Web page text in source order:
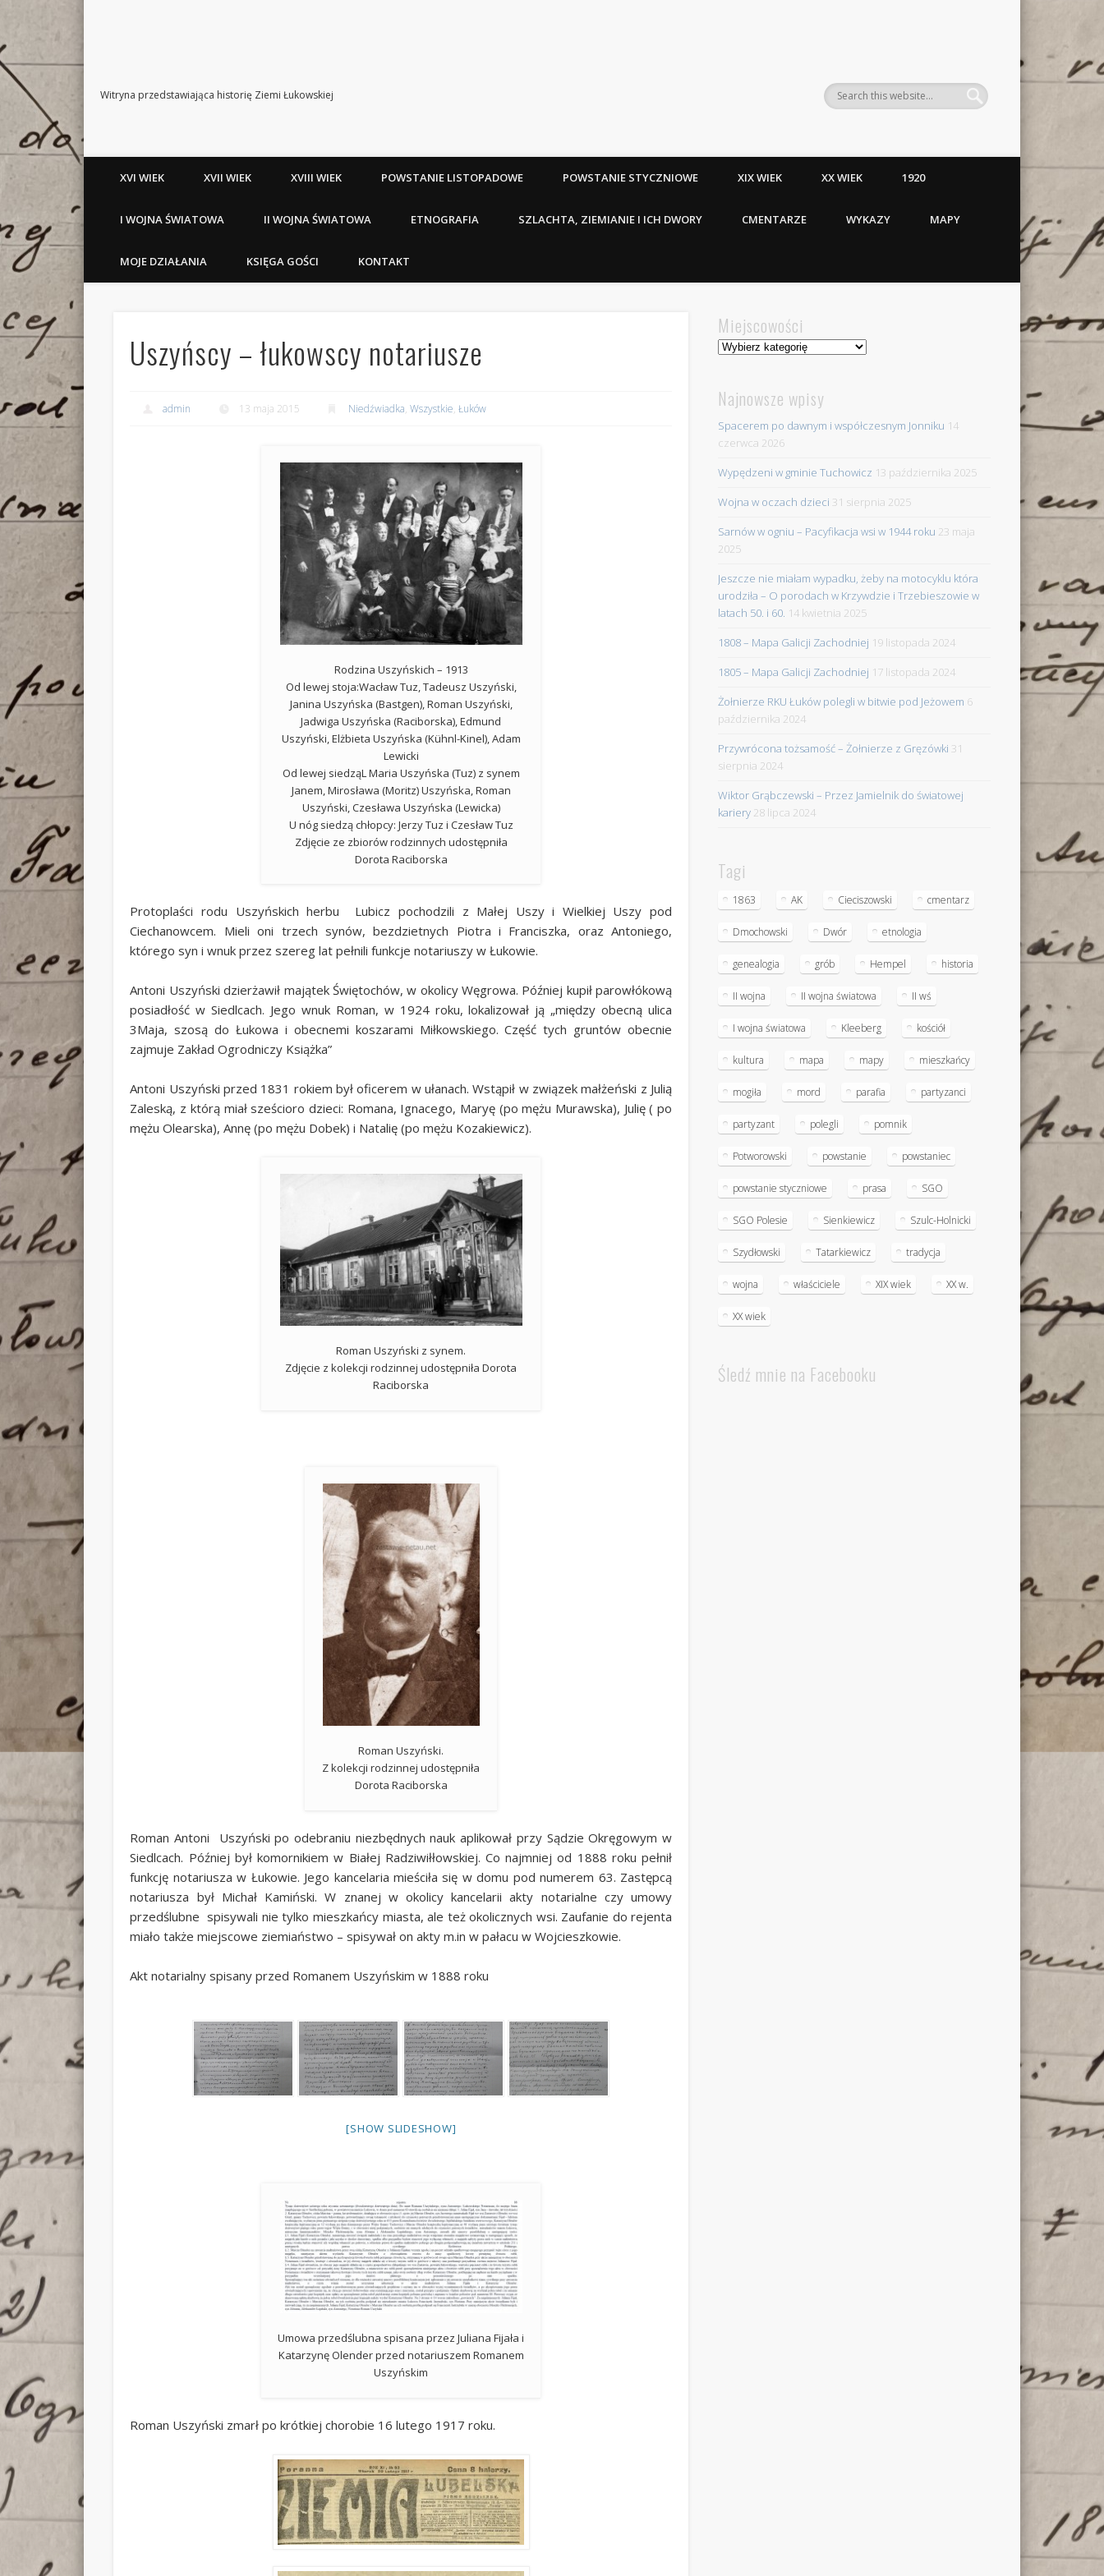
Witryna przedstawiająca historię Ziemi Łukowskiej
XVI WIEK XVII WIEK XVIII WIEK POWSTANIE LISTOPADOWE POWSTANIE STYCZNIOWE XIX WIEK XX WIEK 1920
I WOJNA ŚWIATOWA II WOJNA ŚWIATOWA ETNOGRAFIA SZLACHTA, ZIEMIANIE I ICH DWORY CMENTARZE WYKAZY MAPY
MOJE DZIAŁANIA KSIĘGA GOŚCI KONTAKT
Uszyńscy – łukowscy notariusze
admin 13 maja 2015 Niedźwiadka,Wszystkie,Łuków
Rodzina Uszyńskich – 1913
Od lewej stoja:Wacław Tuz, Tadeusz Uszyński,
Janina Uszyńska (Bastgen), Roman Uszyński,
Jadwiga Uszyńska (Raciborska), Edmund
Uszyński, Elżbieta Uszyńska (Kühnl-Kinel), Adam
Lewicki
Od lewej siedząL Maria Uszyńska (Tuz) z synem
Janem, Mirosława (Moritz) Uszyńska, Roman
Uszyński, Czesława Uszyńska (Lewicka)
U nóg siedzą chłopcy: Jerzy Tuz i Czesław Tuz
Zdjęcie ze zbiorów rodzinnych udostępniła
Dorota Raciborska
Protoplaści rodu Uszyńskich herbu Lubicz pochodzili z Małej Uszy i Wielkiej Uszy pod
Ciechanowcem. Mieli oni trzech synów, bezdzietnych Piotra i Franciszka, oraz Antoniego,
którego syn i wnuk przez szereg lat pełnili funkcje notariuszy w Łukowie.
Antoni Uszyński dzierżawił majątek Świętochów, w okolicy Węgrowa. Później kupił parowłókową
posiadłość w Siedlcach. Jego wnuk Roman, w 1924 roku, lokalizował ją „między obecną ulica
3Maja, szosą do Łukowa i obecnemi koszarami Miłkowskiego. Część tych gruntów obecnie
zajmuje Zakład Ogrodniczy Książka”
Antoni Uszyński przed 1831 rokiem był oficerem w ułanach. Wstąpił w związek małżeński z Julią
Zaleską, z którą miał sześcioro dzieci: Romana, Ignacego, Maryę (po mężu Murawska), Julię ( po
mężu Olearska), Annę (po mężu Dobek) i Natalię (po mężu Kozakiewicz).
Roman Uszyński z synem.
Zdjęcie z kolekcji rodzinnej udostępniła Dorota
Raciborska
Roman Uszyński.
Z kolekcji rodzinnej udostępniła
Dorota Raciborska
Roman Antoni Uszyński po odebraniu niezbędnych nauk aplikował przy Sądzie Okręgowym w
Siedlcach. Później był komornikiem w Białej Radziwiłłowskiej. Co najmniej od 1888 roku pełnił
funkcję notariusza w Łukowie. Jego kancelaria mieściła się w domu pod numerem 63. Zastępcą
notariusza był Michał Kamiński. W znanej w okolicy kancelarii akty notarialne czy umowy
przedślubne spisywali nie tylko mieszkańcy miasta, ale też okolicznych wsi. Zaufanie do rejenta
miało także miejscowe ziemiaństwo – spisywał on akty m.in w pałacu w Wojcieszkowie.
Akt notarialny spisany przed Romanem Uszyńskim w 1888 roku
[SHOW SLIDESHOW]
Umowa przedślubna spisana przez Juliana Fijała i
Katarzynę Olender przed notariuszem Romanem
Uszyńskim
Roman Uszyński zmarł po krótkiej chorobie 16 lutego 1917 roku.
Miejscowości
Miejscowości
Najnowsze wpisy
Spacerem po dawnym i współczesnym Jonniku 14
czerwca 2026
Wypędzeni w gminie Tuchowicz 13 października 2025
Wojna w oczach dzieci 31 sierpnia 2025
Sarnów w ogniu – Pacyfikacja wsi w 1944 roku 23 maja
2025
Jeszcze nie miałam wypadku, żeby na motocyklu która
urodziła – O porodach w Krzywdzie i Trzebieszowie w
latach 50. i 60. 14 kwietnia 2025
1808 – Mapa Galicji Zachodniej 19 listopada 2024
1805 – Mapa Galicji Zachodniej 17 listopada 2024
Żołnierze RKU Łuków polegli w bitwie pod Jeżowem 6
października 2024
Przywrócona tożsamość – Żołnierze z Gręzówki 31
sierpnia 2024
Wiktor Grąbczewski – Przez Jamielnik do światowej
kariery 28 lipca 2024
Tagi
1863 AK Cieciszowski cmentarz
Dmochowski Dwór etnologia
genealogia grób Hempel historia
II wojna II wojna światowa II wś
I wojna światowa Kleeberg kościół
kultura mapa mapy mieszkańcy
mogiła mord parafia partyzanci
partyzant polegli pomnik
Potworowski powstanie powstaniec
powstanie styczniowe prasa SGO
SGO Polesie Sienkiewicz Szulc-Holnicki
Szydłowski Tatarkiewicz tradycja
wojna właściciele XIX wiek XX w.
XX wiek
Śledź mnie na Facebooku